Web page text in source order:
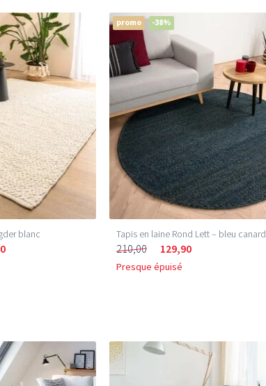
blanc
promo -38%
Tapis en laine Rond Lett – bleu canard
210,00 129,90
Presque épuisé